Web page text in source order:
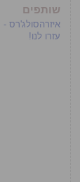
שותפים
איזרהסולג'רס
עזרו לנו!